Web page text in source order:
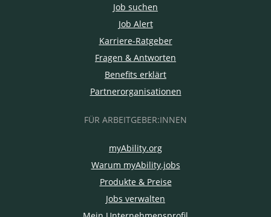
Job suchen
Job Alert
Karriere-Ratgeber
Fragen & Antworten
Benefits erklärt
Partnerorganisationen
FÜR ARBEITGEBER:INNEN
myAbility.org
Warum myAbility.jobs
Produkte & Preise
Jobs verwalten